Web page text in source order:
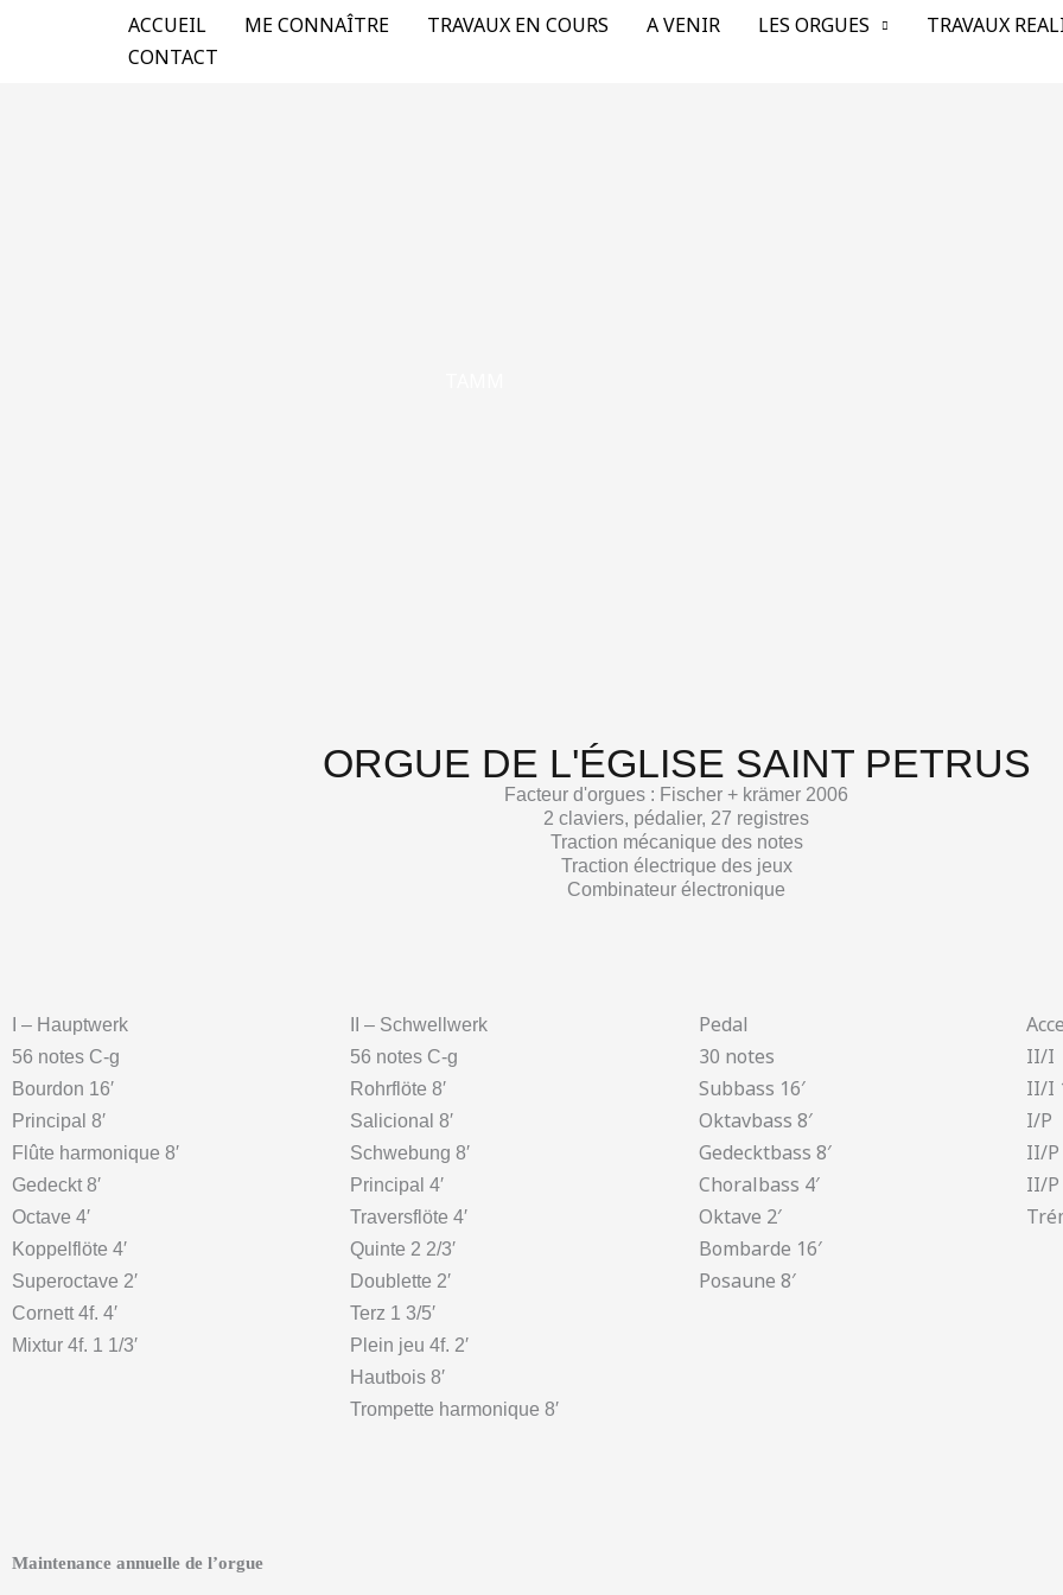
ACCUEIL ME CONNAÎTRE TRAVAUX EN COURS A VENIR LES ORGUES TRAVAUX
CONTACT
ORGUE DE L'ÉGLISE SAINT PETRUS
Facteur d'orgues : Fischer + krämer 2006
2 claviers, pédalier, 27 registres
Traction mécanique des notes
Traction électrique des jeux
Combinateur électronique
I – Hauptwerk
56 notes C-g
Bourdon 16′
Principal 8′
Flûte harmonique 8′
Gedeckt 8′
Octave 4′
Koppelflöte 4′
Superoctave 2′
Cornett 4f. 4′
Mixtur 4f. 1 1/3′
II – Schwellwerk
56 notes C-g
Rohrflöte 8′
Salicional 8′
Schwebung 8′
Principal 4′
Traversflöte 4′
Quinte 2 2/3′
Doublette 2′
Terz 1 3/5′
Plein jeu 4f. 2′
Hautbois 8′
Trompette harmonique 8′
Pedal
30 notes
Subbass 16′
Oktavbass 8′
Gedecktbass 8′
Choralbass 4′
Oktave 2′
Bombarde 16′
Posaune 8′
II/I
II/I
I/P
II/P
II/P
Maintenance annuelle de l’orgue